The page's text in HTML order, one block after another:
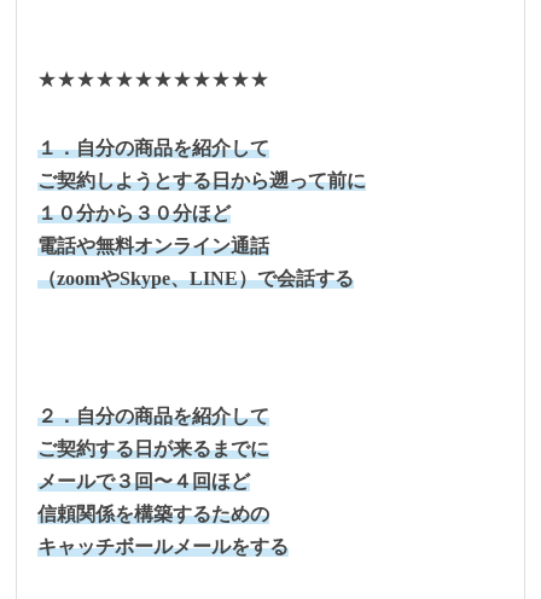
★★★★★★★★★★★★
１．自分の商品を紹介して
ご契約しようとする日から遡って前に
１０分から３０分ほど
電話や無料オンライン通話
（zoomやSkype、LINE）で会話する
２．自分の商品を紹介して
ご契約する日が来るまでに
メールで３回〜４回ほど
信頼関係を構築するための
キャッチボールメールをする